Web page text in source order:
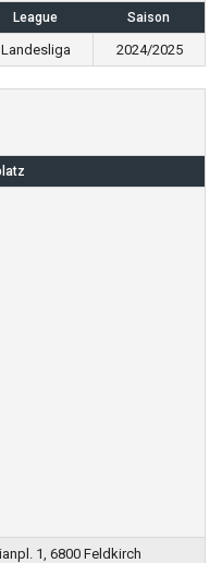
League Saison
Landesliga 2024/2025
1, 6800 Feldkirch